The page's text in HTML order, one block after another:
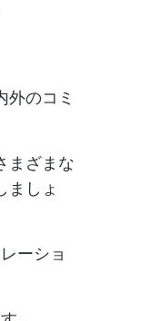
のコミ
まざまな
ましょ
ーショ